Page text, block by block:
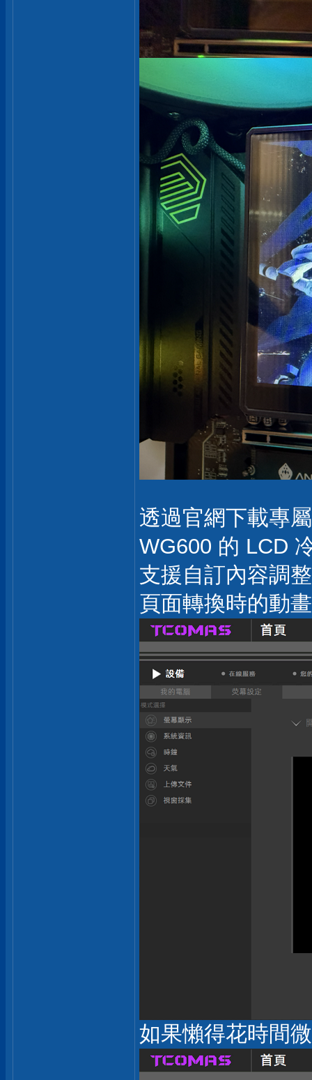
透過官網下載專
WG600 的 LCD
支援自訂內容調
頁面轉換時的動
如果懶得花時間